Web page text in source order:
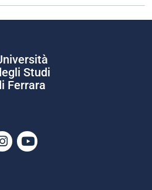
Studi
Ferrara
Instagram
Youtube